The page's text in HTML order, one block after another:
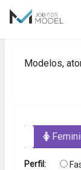
Modelos,
Perfil: